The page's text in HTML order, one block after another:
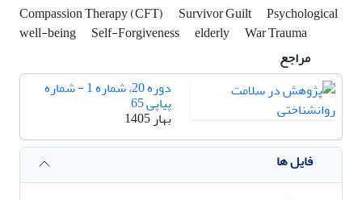
Compassion Therapy (CFT) Survivor Guilt Psychological
well-being
Self-Forgiveness elderly
War Trauma
مراجع
دوره 20، شماره 1 - شماره
پیاپی 65
بهار 1405
فایل ها